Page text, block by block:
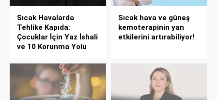
Sıcak Havalarda
Tehlike Kapıda:
Çocuklar İçin Yaz İshali
ve 10 Korunma Yolu
Sıcak hava ve güneş
kemoterapinin yan
etkilerini artırabiliyor!